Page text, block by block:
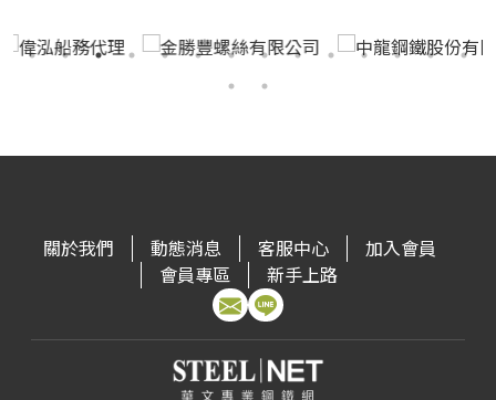
關於我們 動態消息 客服中心
加入會員
會員專區
新手上路